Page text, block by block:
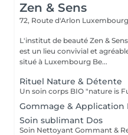
Zen & Sens
72, Route d'Arlon Luxembourg
L'institut de beauté Zen &
est un lieu convivial et
situé à Luxembourg Be...
Rituel Nature & Détente
Gommage & Application
Soin sublimant Dos
Soin Nettoyant Gommant &